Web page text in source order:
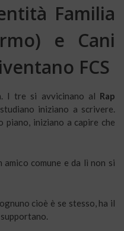
Familia
e Cani
FCS
I tre si avvicinano al Rap
iniziano a scrivere.
piano, iniziano a capire che
comune e da lì non si
, ognuno cioè è se stesso, ha il